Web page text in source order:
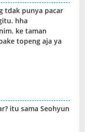
tdak punya pacar
hha
ke taman
topeng aja ya
itu sama Seohyun